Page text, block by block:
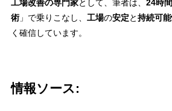
工場改善の専門家として、筆者は、 24時
術」で乗りこなし、 工場の安定と持続可
く確信しています。
情報ソース: